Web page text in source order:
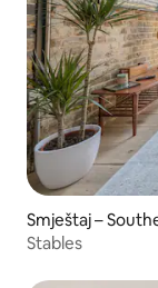
Smještaj –
Stables